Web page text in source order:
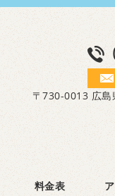
〒730-0013 広島
料金表